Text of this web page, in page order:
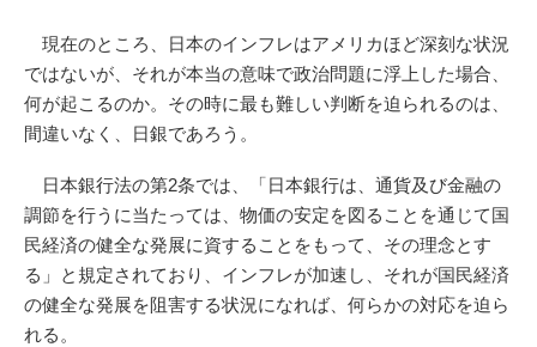
現在のところ、日本のインフレはアメリカほど深刻な状況
ではないが、それが本当の意味で政治問題に浮上した場合、
何が起こるのか。その時に最も難しい判断を迫られるのは、
間違いなく、日銀であろう。
日本銀行法の第2条では、「日本銀行は、通貨及び金融の
調節を行うに当たっては、物価の安定を図ることを通じて国
民経済の健全な発展に資することをもって、その理念とす
る」と規定されており、インフレが加速し、それが国民経済
の健全な発展を阻害する状況になれば、何らかの対応を迫ら
れる。